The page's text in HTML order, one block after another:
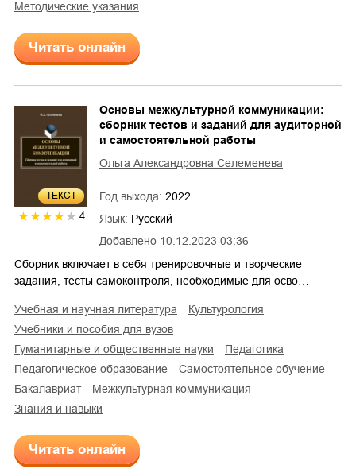
методические указания
Читать онлайн
ТЕКСТ
4
Добавлено 10.12.2023 03:36
Основы межкультурной коммуникации:
сборник тестов и заданий для аудиторной
и самостоятельной работы
Ольга Александровна Селеменева
Год выхода: 2022
Язык: Русский
Сборник включает в себя тренировочные и творческие
задания, тесты самоконтроля, необходимые для осво…
учебная и научная литература
культурология
учебники и пособия для вузов
гуманитарные и общественные науки
педагогика
педагогическое образование
самостоятельное обучение
бакалавриат
межкультурная коммуникация
знания и навыки
Читать онлайн